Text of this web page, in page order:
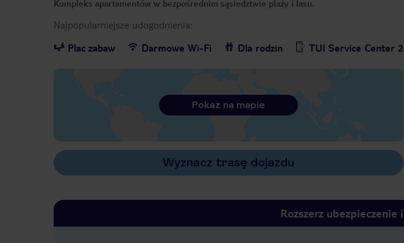
Kompleks apartamentów w bezpośrednim sąsiedztwie plaży i lasu.
Najpopularniejsze udogodnienia:
Plac zabaw
Darmowe Wi-Fi Dla rodzin TUI Service Center
Pokaż na mapie
Wyznacz trasę dojazdu
Rozszerz ubezpieczenie